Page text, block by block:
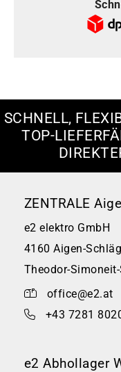
SCHNELL,
TOP-
ZENTRALE
e2 elektro GmbH
4160 Aigen-
Theodor-
office@e2.at
+43 7281
e2 Abhollager